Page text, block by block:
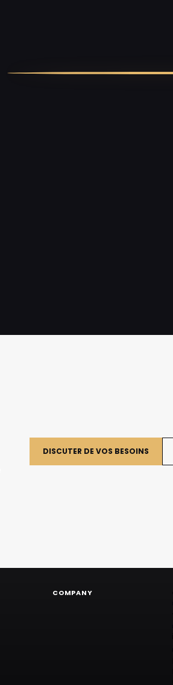
DISCUTER DE VOS BESOINS
COMPANY